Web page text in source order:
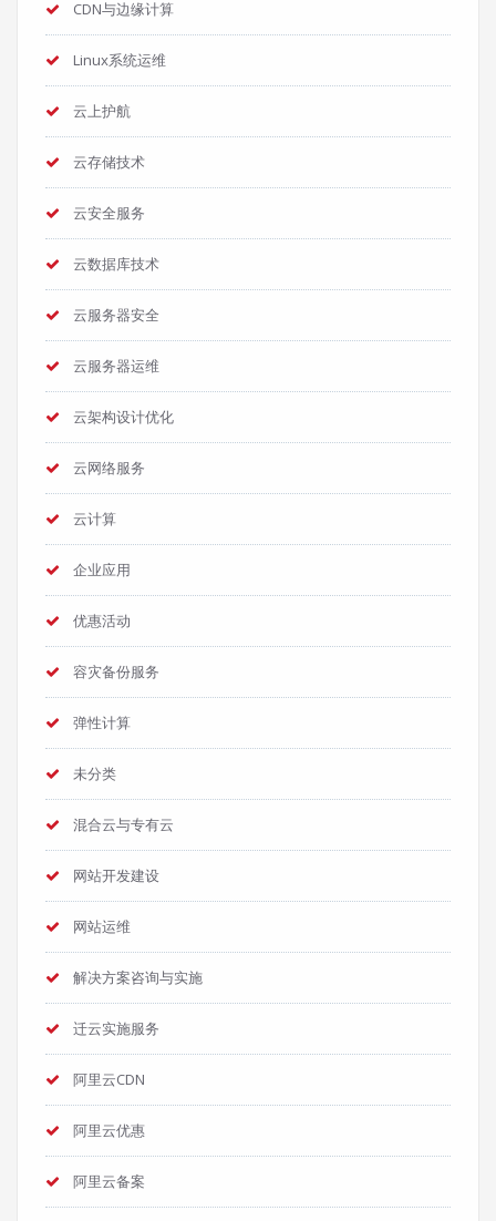
CDN与边缘计算
Linux系统运维
云上护航
云存储技术
云安全服务
云数据库技术
云服务器安全
云服务器运维
云架构设计优化
云网络服务
云计算
企业应用
优惠活动
容灾备份服务
弹性计算
未分类
混合云与专有云
网站开发建设
网站运维
解决方案咨询与实施
迁云实施服务
阿里云CDN
阿里云优惠
阿里云备案